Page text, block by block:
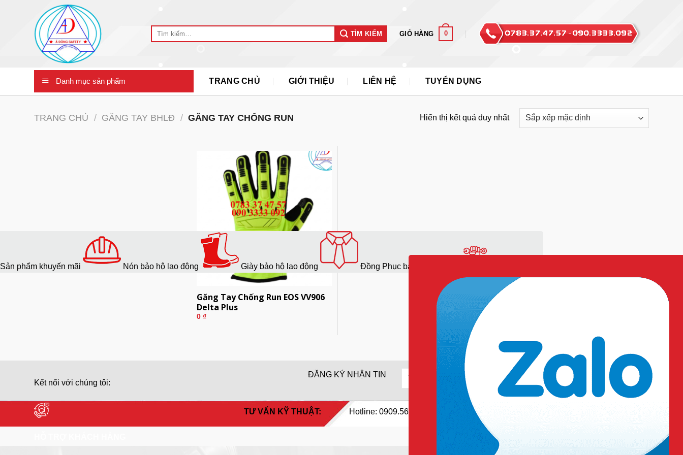
Tìm
TÌM KIẾM GIỎ HÀNG 0
Danh mục sản phẩm TRANG CHỦ GIỚI THIỆU LIÊN HỆ TUYỂN DỤNG
TRANG CHỦ / GĂNG TAY BHLĐ / GĂNG TAY CHỐNG RUN Hiển thị kết quả duy nhất
Găng Tay Chống Run EOS VV906
Delta Plus
0 ₫
Kết nối với chúng tôi:
ĐĂNG KÝ NHẬN TIN
TƯ VẤN KỸ THUẬT: Hotline: 0909.568.729 TƯ VẤN SẢN PHẨM:
Sản phẩm khuyến mãi Nón bảo hộ lao động Giày bảo hộ lao động Đồng Phục bảo hộ lao động